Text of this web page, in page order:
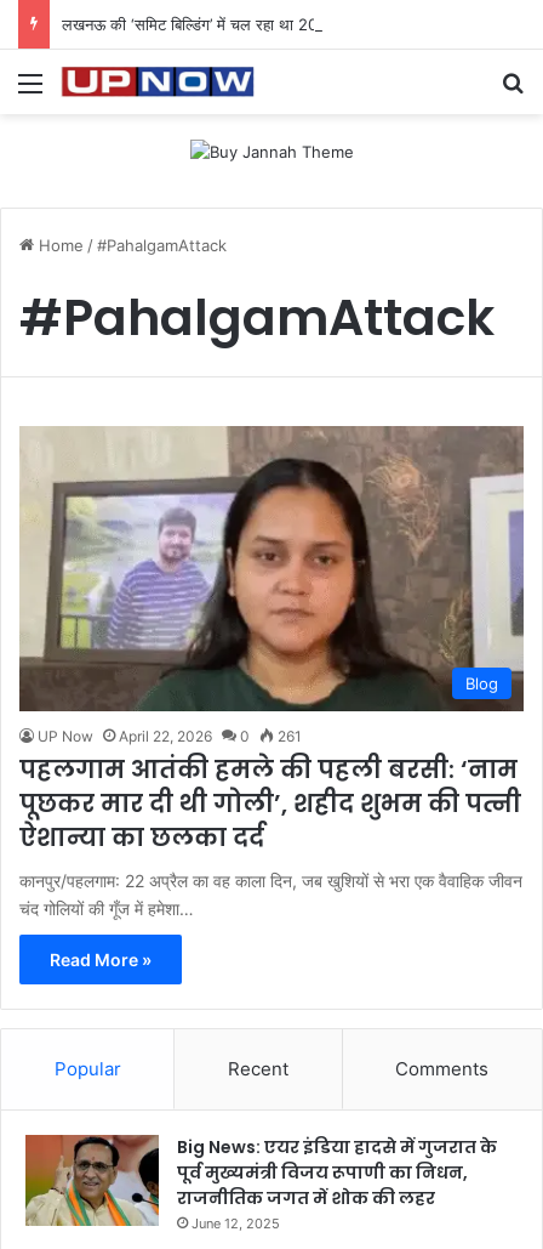
Menu
Home /#PahalgamAttack
#PahalgamAttack
Blog
UP Now April 22, 2026 0 261
पहलगाम आतंकी हमले की पहली बरसी: ‘नाम
पूछकर मार दी थी गोली’, शहीद शुभम की पत्नी
ऐशान्या का छलका दर्द
कानपुर/पहलगाम: 22 अप्रैल का वह काला दिन, जब खुशियों से भरा एक वैवाहिक जीवन
चंद गोलियों की गूँज में हमेशा…
Read More »
Popular Recent Comments
Big News: एयर इंडिया हादसे में गुजरात के
पूर्व मुख्यमंत्री विजय रूपाणी का निधन,
राजनीतिक जगत में शोक की लहर
June 12, 2025